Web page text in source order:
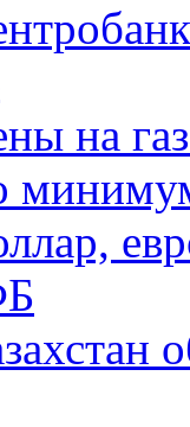
на